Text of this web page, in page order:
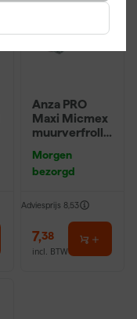
Anza PRO
Maxi Micmex
muurverfrolle
Morgen
bezorgd
Adviesprijs 8,53
7,38
incl. BTW